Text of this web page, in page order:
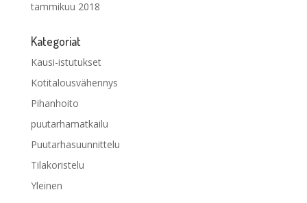
tammikuu 2018
Kategoriat
Kausi-istutukset
Kotitalousvähennys
Pihanhoito
puutarhamatkailu
Puutarhasuunnittelu
Tilakoristelu
Yleinen